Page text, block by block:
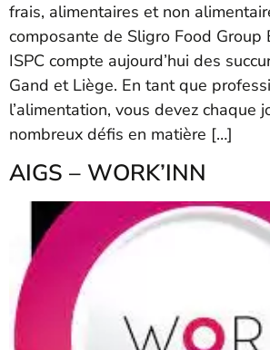
frais, alimentaires et non
composante de Sligro Food Group
ISPC compte aujourd’hui des
Gand et Liège. En tant que
l’alimentation, vous devez chaque
nombreux défis en matière […]
AIGS – WORK’INN